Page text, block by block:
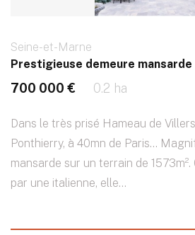
Seine-et-Marne
Prestigieuse demeure mansarde
700 000 € 0.2 ha
Dans le très prisé Hameau de
Ponthierry, à 40mn de Paris...
mansarde sur un terrain de
par une italienne, elle...